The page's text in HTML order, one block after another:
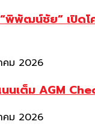
พัฒน์ชัย” เปิดโ
คม 2026
นนเต็ม AGM
คม 2026